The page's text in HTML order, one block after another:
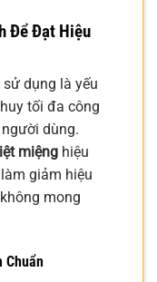
Để Đạt Hiệu
dụng là yếu
tối đa công
dùng.
miệng hiệu
giảm hiệu
mong
Chuẩn